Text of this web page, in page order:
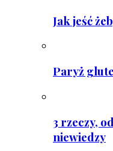
Jak jeść
Paryż
3 rzeczy,
niewiedzy